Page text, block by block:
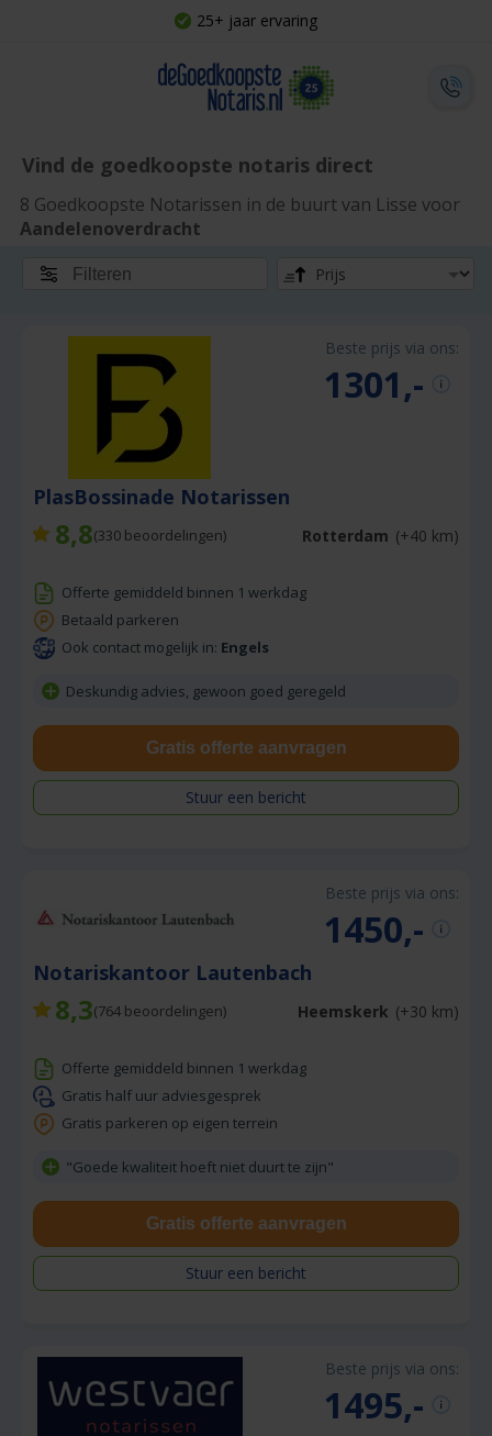
25+ jaar ervaring
Vind de goedkoopste notaris direct
8 Goedkoopste Notarissen in de buurt van Lisse voor
Aandelenoverdracht
Filteren
Beste prijs via ons:
1301,-
PlasBossinade Notarissen
8,8(330 beoordelingen) Rotterdam (+40 km)
Offerte gemiddeld binnen 1 werkdag
Betaald parkeren
Ook contact mogelijk in: Engels
Deskundig advies, gewoon goed geregeld
Gratis offerte aanvragen
Stuur een bericht
Beste prijs via ons:
1450,-
Notariskantoor Lautenbach
8,3(764 beoordelingen) Heemskerk (+30 km)
Offerte gemiddeld binnen 1 werkdag
Gratis half uur adviesgesprek
Gratis parkeren op eigen terrein
"Goede kwaliteit hoeft niet duurt te zijn"
Gratis offerte aanvragen
Stuur een bericht
Beste prijs via ons:
1495,-